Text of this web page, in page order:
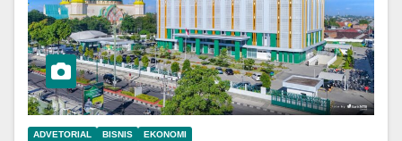
ADVETORIAL BISNIS EKONOMI